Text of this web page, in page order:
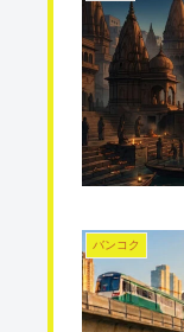
バンコク